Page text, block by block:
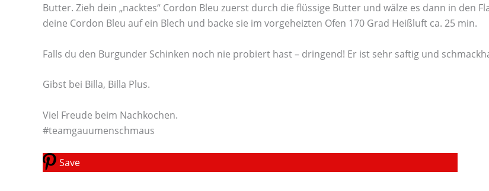
Butter. Zieh dein „nacktes“ Cordon Bleu zuerst durch die flüssige Butter und wälze es dann in den
deine Cordon Bleu auf ein Blech und backe sie im vorgeheizten Ofen 170 Grad Heißluft ca. 25 min.
Falls du den Burgunder Schinken noch nie probiert hast – dringend! Er ist sehr saftig und
Gibst bei Billa, Billa Plus.
Viel Freude beim Nachkochen.
#teamgauumenschmaus
Save